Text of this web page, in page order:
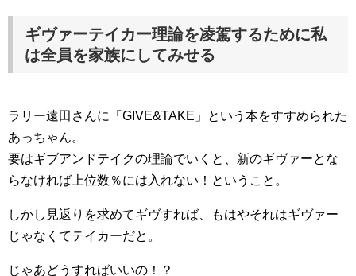
ギヴァーテイカー理論を凌駕するために私
は全員を家族にしてみせる
ラリー遠田さんに「GIVE&TAKE」という本をすすめられた
あっちゃん。
要はギブアンドテイクの理論でいくと、新のギヴァーとな
らなければ上位数％には入れない！ということ。
しかし見返りを求めてギヴすれば、もはやそれはギヴァー
じゃなくてテイカーだと。
じゃあどうすればいいの！？